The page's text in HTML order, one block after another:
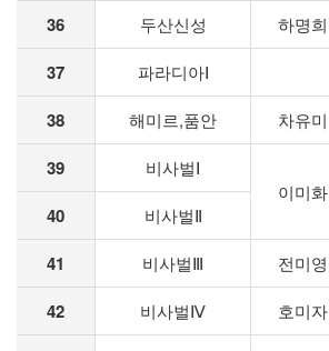
36 두산신성 하명희
37 파라디아Ⅰ
38 해미르,품안 차유미
39
비사벌Ⅰ
이미화
40 비사벌Ⅱ
41 비사벌Ⅲ 전미영
42 비사벌Ⅳ 호미자